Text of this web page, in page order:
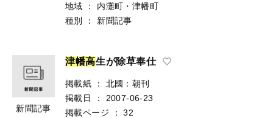
地域
：
内灘町・津幡町
種別
： 新聞記事
新聞記事
津幡高生が除草奉仕
掲載紙 ：
北國：朝刊
掲載日
：
2007-06-23
掲載ページ
：
32